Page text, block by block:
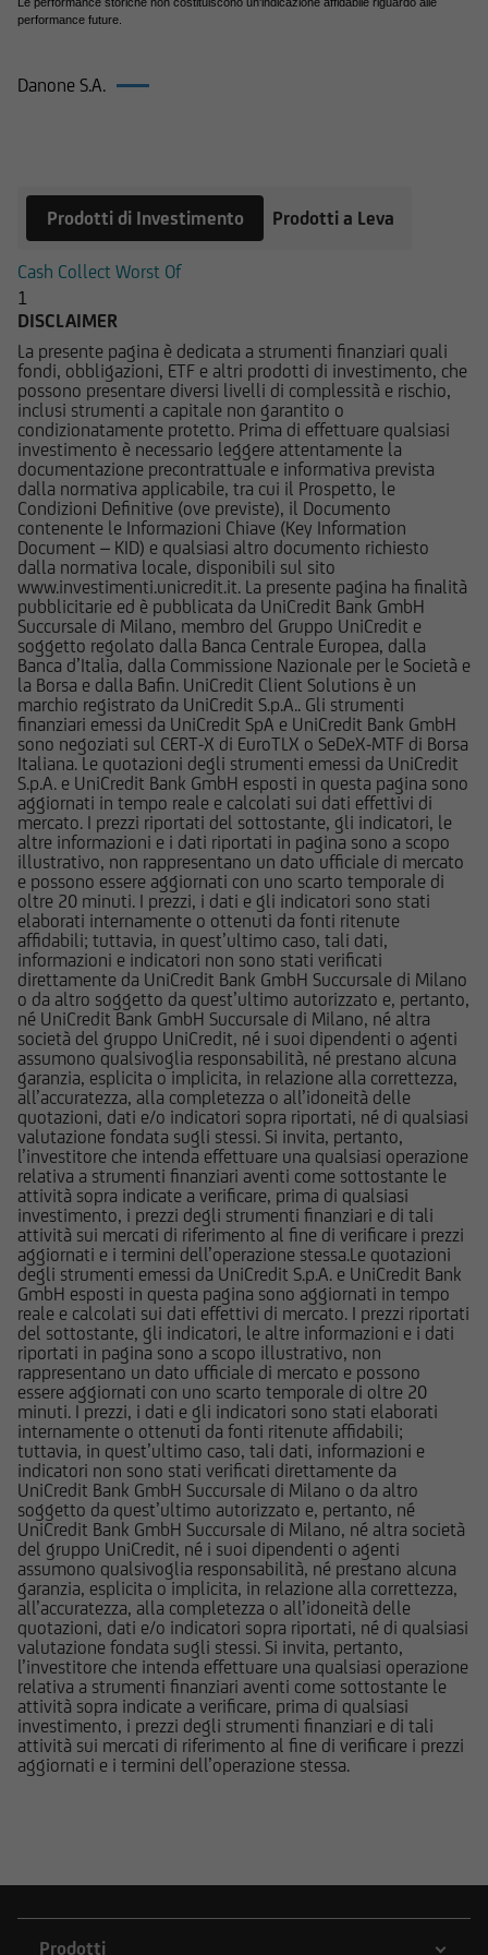
performance future.
Danone S.A.
Prodotti di Investimento Prodotti a Leva
Cash Collect Worst Of
1
DISCLAIMER
La presente pagina è dedicata a strumenti finanziari quali
fondi, obbligazioni, ETF e altri prodotti di investimento, che
possono presentare diversi livelli di complessità e rischio,
inclusi strumenti a capitale non garantito o
condizionatamente protetto. Prima di effettuare qualsiasi
investimento è necessario leggere attentamente la
documentazione precontrattuale e informativa prevista
dalla normativa applicabile, tra cui il Prospetto, le
Condizioni Definitive (ove previste), il Documento
contenente le Informazioni Chiave (Key Information
Document – KID) e qualsiasi altro documento richiesto
dalla normativa locale, disponibili sul sito
www.investimenti.unicredit.it. La presente pagina ha finalità
pubblicitarie ed è pubblicata da UniCredit Bank GmbH
Succursale di Milano, membro del Gruppo UniCredit e
soggetto regolato dalla Banca Centrale Europea, dalla
Banca d’Italia, dalla Commissione Nazionale per le Società e
la Borsa e dalla Bafin. UniCredit Client Solutions è un
marchio registrato da UniCredit S.p.A.. Gli strumenti
finanziari emessi da UniCredit SpA e UniCredit Bank GmbH
sono negoziati sul CERT-X di EuroTLX o SeDeX-MTF di Borsa
Italiana. Le quotazioni degli strumenti emessi da UniCredit
S.p.A. e UniCredit Bank GmbH esposti in questa pagina sono
aggiornati in tempo reale e calcolati sui dati effettivi di
mercato. I prezzi riportati del sottostante, gli indicatori, le
altre informazioni e i dati riportati in pagina sono a scopo
illustrativo, non rappresentano un dato ufficiale di mercato
e possono essere aggiornati con uno scarto temporale di
oltre 20 minuti. I prezzi, i dati e gli indicatori sono stati
elaborati internamente o ottenuti da fonti ritenute
affidabili; tuttavia, in quest’ultimo caso, tali dati,
informazioni e indicatori non sono stati verificati
direttamente da UniCredit Bank GmbH Succursale di Milano
o da altro soggetto da quest’ultimo autorizzato e, pertanto,
né UniCredit Bank GmbH Succursale di Milano, né altra
società del gruppo UniCredit, né i suoi dipendenti o agenti
assumono qualsivoglia responsabilità, né prestano alcuna
garanzia, esplicita o implicita, in relazione alla correttezza,
all’accuratezza, alla completezza o all’idoneità delle
quotazioni, dati e/o indicatori sopra riportati, né di qualsiasi
valutazione fondata sugli stessi. Si invita, pertanto,
l’investitore che intenda effettuare una qualsiasi operazione
relativa a strumenti finanziari aventi come sottostante le
attività sopra indicate a verificare, prima di qualsiasi
investimento, i prezzi degli strumenti finanziari e di tali
attività sui mercati di riferimento al fine di verificare i prezzi
aggiornati e i termini dell’operazione stessa.Le quotazioni
degli strumenti emessi da UniCredit S.p.A. e UniCredit Bank
GmbH esposti in questa pagina sono aggiornati in tempo
reale e calcolati sui dati effettivi di mercato. I prezzi riportati
del sottostante, gli indicatori, le altre informazioni e i dati
riportati in pagina sono a scopo illustrativo, non
rappresentano un dato ufficiale di mercato e possono
essere aggiornati con uno scarto temporale di oltre 20
minuti. I prezzi, i dati e gli indicatori sono stati elaborati
internamente o ottenuti da fonti ritenute affidabili;
tuttavia, in quest’ultimo caso, tali dati, informazioni e
indicatori non sono stati verificati direttamente da
UniCredit Bank GmbH Succursale di Milano o da altro
soggetto da quest’ultimo autorizzato e, pertanto, né
UniCredit Bank GmbH Succursale di Milano, né altra società
del gruppo UniCredit, né i suoi dipendenti o agenti
assumono qualsivoglia responsabilità, né prestano alcuna
garanzia, esplicita o implicita, in relazione alla correttezza,
all’accuratezza, alla completezza o all’idoneità delle
quotazioni, dati e/o indicatori sopra riportati, né di qualsiasi
valutazione fondata sugli stessi. Si invita, pertanto,
l’investitore che intenda effettuare una qualsiasi operazione
relativa a strumenti finanziari aventi come sottostante le
attività sopra indicate a verificare, prima di qualsiasi
investimento, i prezzi degli strumenti finanziari e di tali
attività sui mercati di riferimento al fine di verificare i prezzi
aggiornati e i termini dell’operazione stessa.
Prodotti
registrate tali contenuti - in tutto o in parte - su
senza preventiva autorizzazione scritta.
attendibili; la medesima non potrà in ogni caso
essere ritenuta responsabile per l'eventuale non
accuratezza o completezza delle stesse. Le
inoltre, basarsi su determinati dati, presupposti,
opinioni o previsioni che possono cambiare nel
tempo; in particolare i prezzi e i valori pubblicati
si intendono riferiti alla data e all'ora
espressamente riportati; l'utente dovrà,
pertanto, verificarne sempre l'attualità.
UniCredit Bank GmbH - Succursale di Milano non
è in alcun modo responsabile del contenuto di
qualsiasi altro sito web tramite il quale -
attraverso un hyperlink - l'utente abbia
raggiunto il Sito e di quello dei siti web
accessibili, via hyperlink, dal Sito medesimo, né
per eventuali perdite o danni subiti dall'utente
per qualsiasi ragione in conseguenza
dell'accesso da parte del medesimo a siti web
cui il Sito sia collegato attraverso hyperlink.
Le informazioni e i documenti pubblicati sul Sito
hanno finalità informativa, e/o
pubblicitaria/promozionale. e non sono in alcun
modo da intendersi né come consulenza, né
come ricerca in materia di investimenti; qualsiasi
prodotto, strumento, servizio di investimento
cui fa riferimento il Sito potrebbe essere non
adeguato per l'utente; prima di effettuare
qualsiasi operazione, l'utente dovrà, pertanto,
valutare, in autonomia, la rilevanza delle
informazioni pubblicate sul Sito ai fini delle
proprie decisioni di investimento, alla luce dei
propri obiettivi di investimento, della propria
esperienza nel settore di investimento rilevante
per il tipo di strumento e servizio, della propria
situazione finanziaria e di qualsiasi altra
circostanza rilevante.
Prima di effettuare qualsiasi investimento in uno
strumento oggetto di un'offerta al pubblico in
corso, l'utente dovrà leggere attentamente il
prospetto informativo di riferimento,
disponibile, insieme ai pertinenti Final
Terms/Condizioni Definitive sul sito web
dell'emittente e dei collocatori. Tutte le
informazioni pubblicate sul Sito, ivi comprese
quelle sui rischi, sul trattamento fiscale e sul
dettaglio dei costi relativi agli strumenti
finanziari cui si riferiscono le informazioni
pubblicate sul Sito, devono essere pertanto
necessariamente integrate con quelle contenute
nei suddetti documenti. UniCredit Bank GmbH -
Succursale di Milano non è in nessun caso
responsabile delle decisioni di investimento
prese autonomamente dall'utente sulla base
delle informazioni e documenti pubblicati sul
Sito.
finanziari cui si riferiscono le informazioni e
documenti pubblicati sul Sito; le stesse
potrebbero di volta in volta comprare, detenere